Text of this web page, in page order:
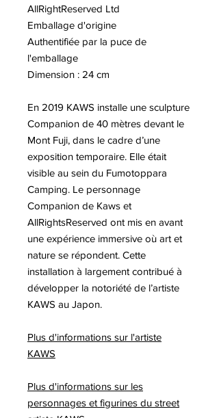
AllRightReserved Ltd
Emballage d'origine
Authentifiée par la puce de
l'emballage
Dimension : 24 cm
En 2019 KAWS installe une sculpture
Companion de 40 mètres devant le
Mont Fuji, dans le cadre d’une
exposition temporaire. Elle était
visible au sein du Fumotoppara
Camping. Le personnage
Companion de Kaws et
AllRightsReserved ont mis en avant
une expérience immersive où art et
nature se répondent. Cette
installation à largement contribué à
développer la notoriété de l’artiste
KAWS au Japon.
Plus d'informations sur l'artiste
KAWS
Plus d'informations sur les
personnages et figurines du street